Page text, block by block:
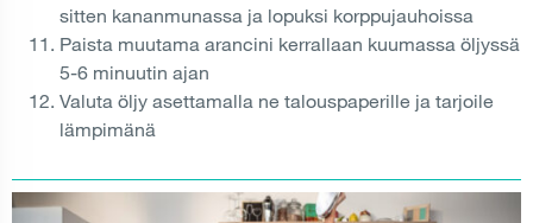
sitten kananmunassa ja lopuksi korppujauhoissa
Paista muutama arancini kerrallaan kuumassa öljyssä
5-6 minuutin ajan
Valuta öljy asettamalla ne talouspaperille ja tarjoile
lämpimänä